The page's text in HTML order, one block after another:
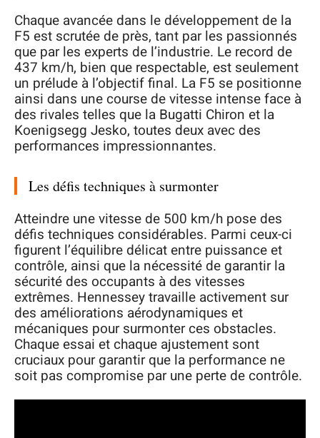
Chaque avancée dans le développement de la
F5 est scrutée de près, tant par les passionnés
que par les experts de l’industrie. Le record de
437 km/h, bien que respectable, est seulement
un prélude à l’objectif final. La F5 se positionne
ainsi dans une course de vitesse intense face à
des rivales telles que la Bugatti Chiron et la
Koenigsegg Jesko, toutes deux avec des
performances impressionnantes.
Les défis techniques à surmonter
Atteindre une vitesse de 500 km/h pose des
défis techniques considérables. Parmi ceux-ci
figurent l’équilibre délicat entre puissance et
contrôle, ainsi que la nécessité de garantir la
sécurité des occupants à des vitesses
extrêmes. Hennessey travaille activement sur
des améliorations aérodynamiques et
mécaniques pour surmonter ces obstacles.
Chaque essai et chaque ajustement sont
cruciaux pour garantir que la performance ne
soit pas compromise par une perte de contrôle.